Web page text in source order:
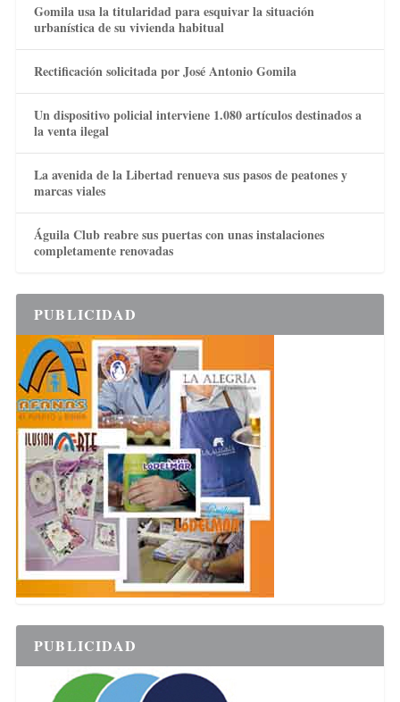
Gomila usa la titularidad para esquivar la situación
urbanística de su vivienda habitual
Rectificación solicitada por José Antonio Gomila
Un dispositivo policial interviene 1.080 artículos destinados a
la venta ilegal
La avenida de la Libertad renueva sus pasos de peatones y
marcas viales
Águila Club reabre sus puertas con unas instalaciones
completamente renovadas
PUBLICIDAD
PUBLICIDAD